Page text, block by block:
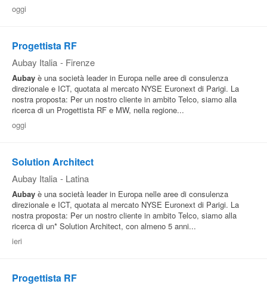
oggi
Progettista RF
Aubay Italia - Firenze
Aubay è una società leader in Europa nelle aree di consulenza
direzionale e ICT, quotata al mercato NYSE Euronext di Parigi. La
nostra proposta: Per un nostro cliente in ambito Telco, siamo alla
ricerca di un Progettista RF e MW, nella regione...
oggi
Solution Architect
Aubay Italia - Latina
Aubay è una società leader in Europa nelle aree di consulenza
direzionale e ICT, quotata al mercato NYSE Euronext di Parigi. La
nostra proposta: Per un nostro cliente in ambito Telco, siamo alla
ricerca di un* Solution Architect, con almeno 5 anni...
ieri
Progettista RF